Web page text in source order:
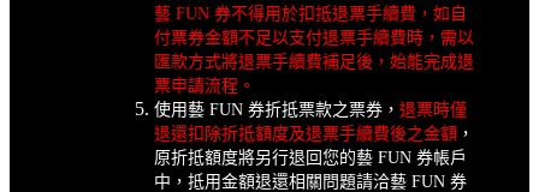
藝 FUN 券不得用於扣抵退票手續費，如自
付票券金額不足以支付退票手續費時，需以
匯款方式將退票手續費補足後，始能完成退
票申請流程。
使用藝 FUN 券折抵票款之票券， 退票時僅
退還扣除折抵額度及退票手續費後之金額 ，
原折抵額度將另行退回您的藝 FUN 券帳戶
中，抵用金額退還相關問題請洽藝 FUN 券